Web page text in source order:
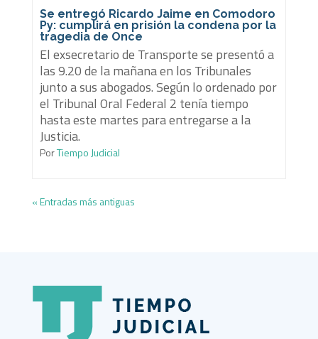
Se entregó Ricardo Jaime en Comodoro
Py: cumplirá en prisión la condena por la
tragedia de Once
El exsecretario de Transporte se presentó a
las 9.20 de la mañana en los Tribunales
junto a sus abogados. Según lo ordenado por
el Tribunal Oral Federal 2 tenía tiempo
hasta este martes para entregarse a la
Justicia.
PorTiempo Judicial
« Entradas más antiguas